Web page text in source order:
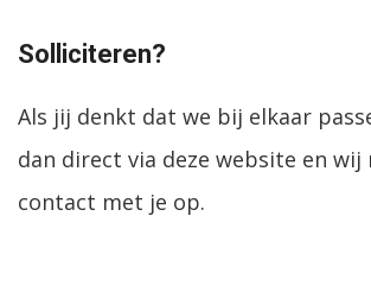
Solliciteren?
Als jij denkt dat we bij elkaar
dan direct via deze website en wij
contact met je op.